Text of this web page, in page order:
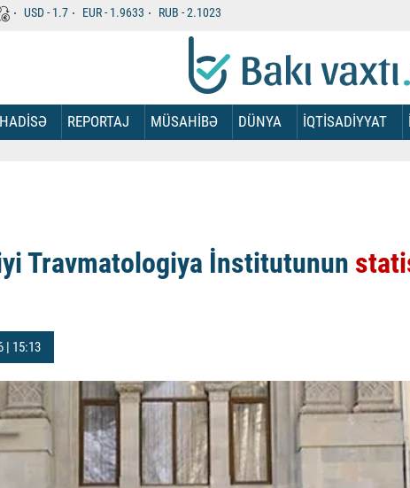
USD -1.7 EUR -1.9633 RUB -2.1023
HADİSƏ REPORTAJ MÜSAHİBƏ DÜNYA İQTİSADİYYAT
Travmatologiya İnstitutunun
| 15:13